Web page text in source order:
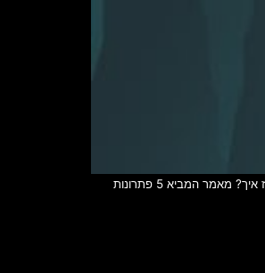
לאחר שחברות רבות הודיעו על הקפאה או צימצום של תקציבים, אנו נכנסים לשלב הבא ומבינים שהמצב כנראה לא ישתנה בקרוב – האם הגיע הזמן להפשיר תקציבים? ואם כן, אז איך? מאמר המביא 5 פתרונות